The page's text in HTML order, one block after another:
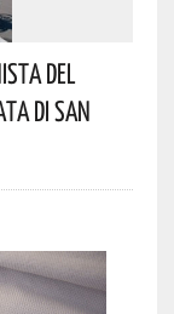
Del
Di San